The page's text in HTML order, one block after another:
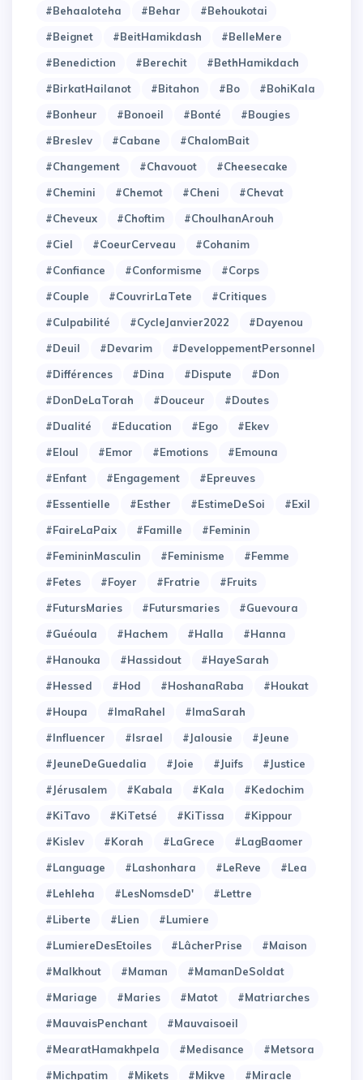
#Behaaloteha
#Behar
#Behoukotai
#Beignet
#BeitHamikdash
#BelleMere
#Benediction
#Berechit
#BethHamikdach
#BirkatHailanot
#Bitahon #Bo
#BohiKala
#Bonheur
#Bonoeil #Bonté
#Bougies
#Breslev
#Cabane
#ChalomBait
#Changement
#Chavouot
#Cheesecake
#Chemini
#Chemot #Cheni
#Chevat
#Cheveux
#Choftim
#ChoulhanArouh
#Ciel
#CoeurCerveau
#Cohanim
#Confiance
#Conformisme
#Corps
#Couple
#CouvrirLaTete
#Critiques
#Culpabilité
#CycleJanvier2022
#Dayenou
#Deuil
#Devarim
#DeveloppementPersonnel
#Différences
#Dina #Dispute
#Don
#DonDeLaTorah
#Douceur
#Doutes
#Dualité
#Education #Ego
#Ekev
#Eloul
#Emor #Emotions
#Emouna
#Enfant
#Engagement
#Epreuves
#Essentielle
#Esther #EstimeDeSoi
#Exil
#FaireLaPaix
#Famille
#Feminin
#FemininMasculin
#Feminisme
#Femme
#Fetes
#Foyer #Fratrie
#Fruits
#FutursMaries
#Futursmaries
#Guevoura
#Guéoula
#Hachem #Halla
#Hanna
#Hanouka
#Hassidout
#HayeSarah
#Hessed
#Hod #HoshanaRaba
#Houkat
#Houpa
#ImaRahel
#ImaSarah
#Influencer
#Israel #Jalousie
#Jeune
#JeuneDeGuedalia
#Joie #Juifs
#Justice
#Jérusalem
#Kabala #Kala
#Kedochim
#KiTavo
#KiTetsé #KiTissa
#Kippour
#Kislev
#Korah #LaGrece
#LagBaomer
#Language
#Lashonhara #LeReve
#Lea
#Lehleha
#LesNomsdeD'
#Lettre
#Liberte
#Lien
#Lumiere
#LumiereDesEtoiles
#LâcherPrise
#Maison
#Malkhout
#Maman
#MamanDeSoldat
#Mariage
#Maries #Matot
#Matriarches
#MauvaisPenchant
#Mauvaisoeil
#MearatHamakhpela
#Medisance
#Metsora
#Michpatim
#Mikets #Mikve #Miracle